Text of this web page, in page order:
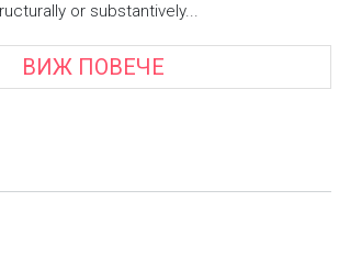
or substantively...
ВИЖ ПОВЕЧЕ